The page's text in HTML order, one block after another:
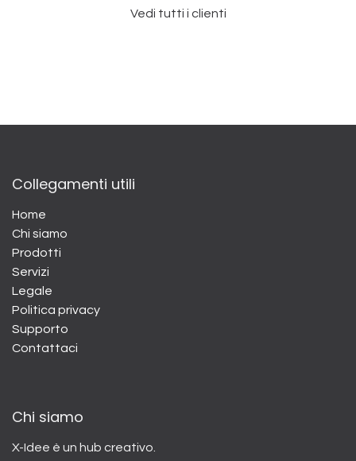
Vedi tutti i clienti
Collegamenti utili
Home
Chi siamo
Prodotti
Servizi
Legale
Politica privacy
Supporto
Contattaci
Chi siamo
X-Idee è un hub creativo.